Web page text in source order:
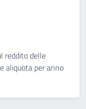
reddito delle
aliquota per anno